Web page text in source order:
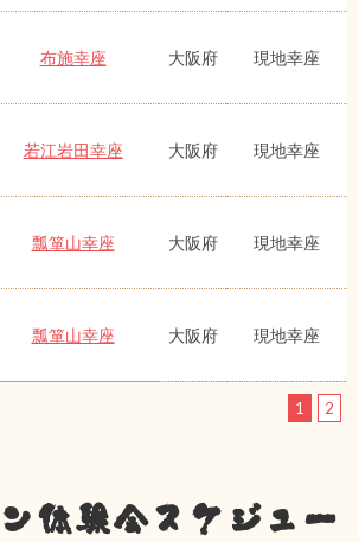
布施幸座 大阪府 現地幸座
若江岩田幸座 大阪府 現地幸座
瓢箪山幸座 大阪府 現地幸座
瓢箪山幸座 大阪府 現地幸座
1 2
体験会スケジュー